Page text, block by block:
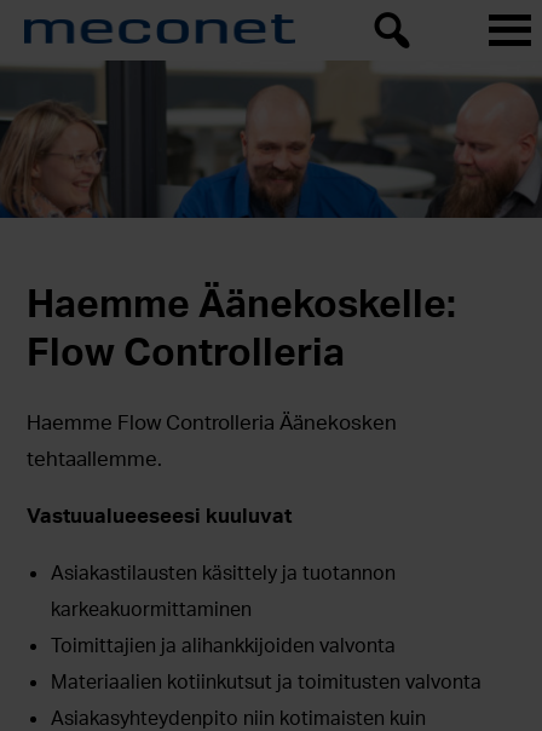
Haemme Äänekoskelle:
Flow Controlleria
Haemme Flow Controlleria Äänekosken
tehtaallemme.
Vastuualueeseesi kuuluvat
Asiakastilausten käsittely ja tuotannon
karkeakuormittaminen
Toimittajien ja alihankkijoiden valvonta
Materiaalien kotiinkutsut ja toimitusten valvonta
Asiakasyhteydenpito niin kotimaisten kuin